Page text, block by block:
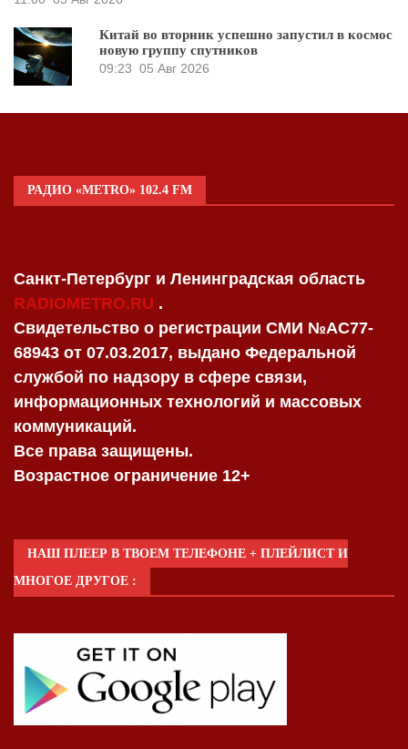
Китай во вторник успешно запустил в космос
новую группу спутников
09:23 05 Авг 2026
РАДИО «METRO» 102.4 FM
Санкт-Петербург и Ленинградская область
RADIOMETRO.RU .
Свидетельство о регистрации СМИ №AC77-
68943 от 07.03.2017, выдано Федеральной
службой по надзору в сфере связи,
информационных технологий и массовых
коммуникаций.
Все права защищены.
Возрастное ограничение 12+
НАШ ПЛЕЕР В ТВОЕМ ТЕЛЕФОНЕ + ПЛЕЙЛИСТ И
МНОГОЕ ДРУГОЕ :